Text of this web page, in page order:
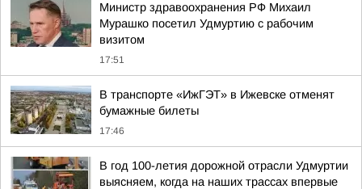
Министр здравоохранения РФ Михаил
Мурашко посетил Удмуртию с рабочим
визитом
17:51
В транспорте «ИжГЭТ» в Ижевске отменят
бумажные билеты
17:46
В год 100-летия дорожной отрасли Удмуртии
выясняем, когда на наших трассах впервые